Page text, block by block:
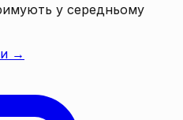
у середньому
→